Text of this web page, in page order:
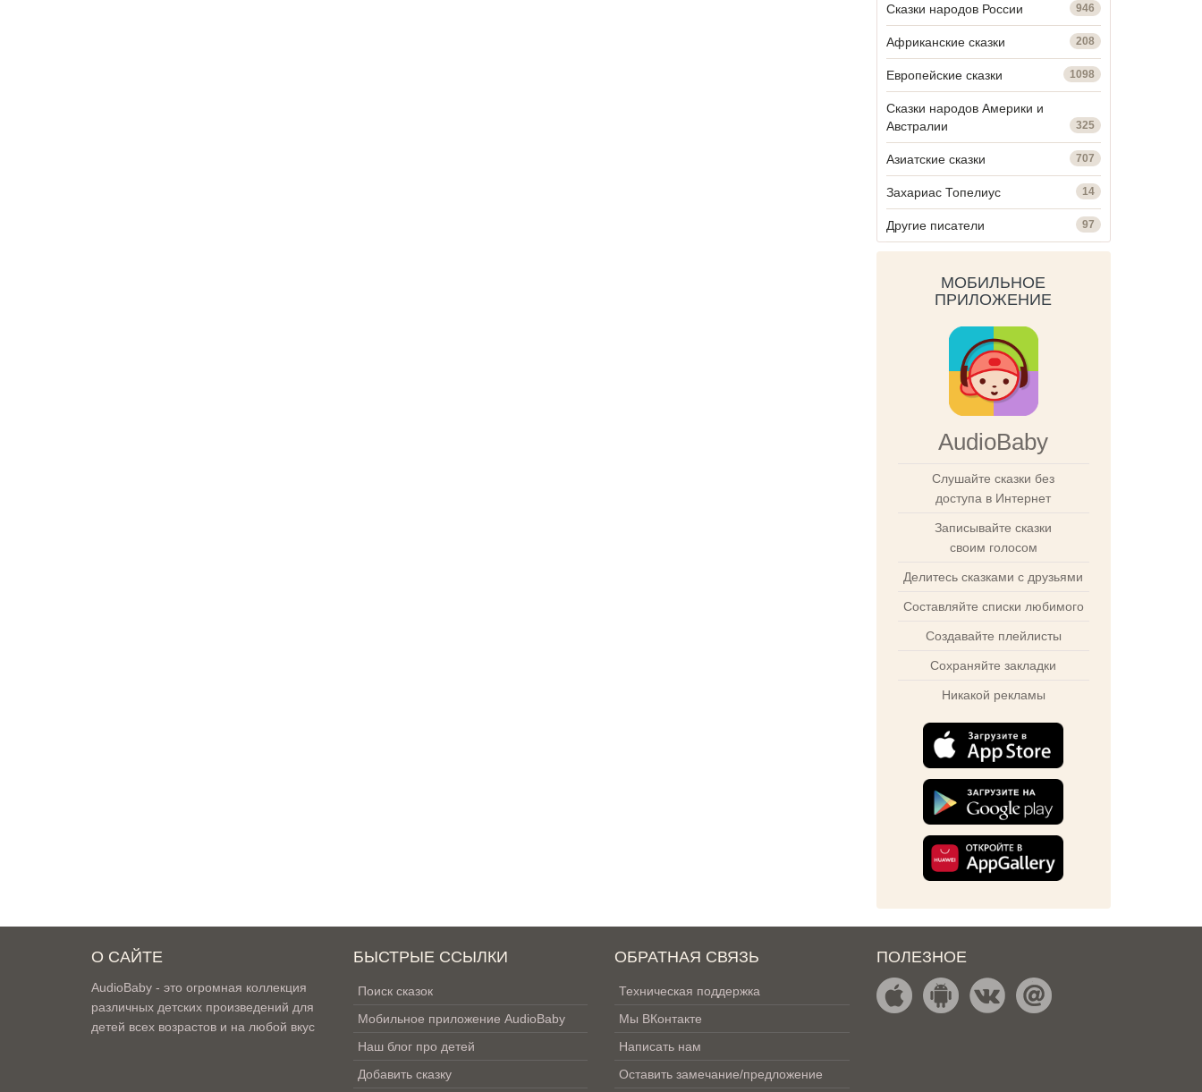
Сказки народов России 946
Африканские сказки 208
Европейские сказки 1098
Сказки народов Америки и
Австралии
325
Азиатские сказки 707
Захариас Топелиус 14
Другие писатели 97
МОБИЛЬНОЕ
ПРИЛОЖЕНИЕ
AudioBaby
Слушайте сказки без
доступа в Интернет
Записывайте сказки
своим голосом
Делитесь сказками с друзьями
Составляйте списки любимого
Создавайте плейлисты
Сохраняйте закладки
Никакой рекламы
О САЙТЕ
AudioBaby - это огромная коллекция
различных детских произведений для
детей всех возрастов и на любой вкус
БЫСТРЫЕ ССЫЛКИ
Поиск сказок
Мобильное приложение AudioBaby
Наш блог про детей
Добавить сказку
ОБРАТНАЯ СВЯЗЬ
Техническая поддержка
Мы ВКонтакте
Написать нам
Оставить замечание/предложение
ПОЛЕЗНОЕ